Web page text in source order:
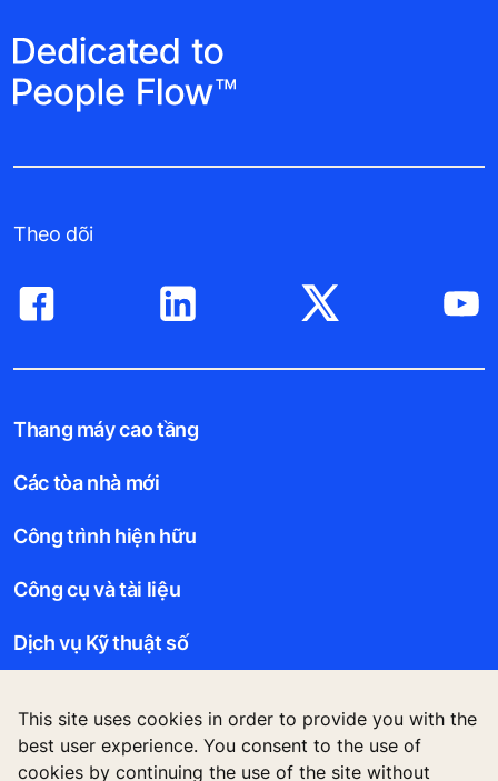
This site uses cookies in order to provide you with the
best user experience. You consent to the use of
cookies by continuing the use of the site without
Theo dõi
Thang máy cao tầng
Các tòa nhà mới
Công trình hiện hữu
Công cụ và tài liệu
Dịch vụ Kỹ thuật số
Về chúng tôi